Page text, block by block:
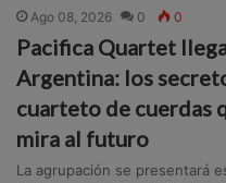
Ago 08, 2026 0 0
Pacifica Quartet
Argentina: los
cuarteto de cuerdas
mira al futuro
La agrupación se presentará